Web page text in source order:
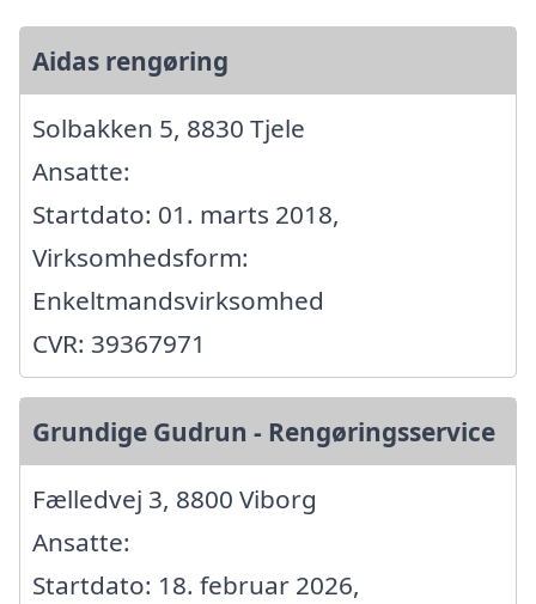
Aidas rengøring
Solbakken 5, 8830 Tjele
Ansatte:
Startdato: 01. marts 2018,
Virksomhedsform:
Enkeltmandsvirksomhed
CVR: 39367971
Grundige Gudrun - Rengøringsservice
Fælledvej 3, 8800 Viborg
Ansatte:
Startdato: 18. februar 2026,